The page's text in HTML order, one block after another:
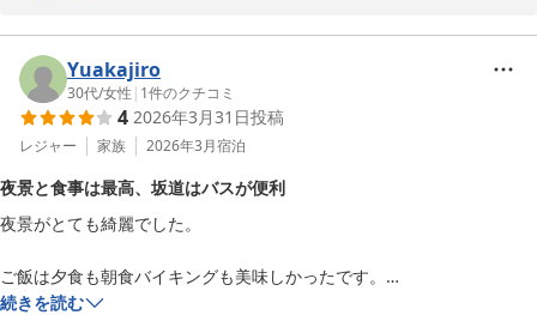
長崎の夜景をお楽しみいただけたとのこと、私たちにとっても喜ば
しい限りです。お客様のまたのご利用を心よりお待ち申し上げてお
ります。
にっしょうかん新館梅松鶴
Yuakajiro
30代/女性 | 1件のクチコミ
4 2026年3月31日投稿
レジャー 家族 2026年3月宿泊
夜景と食事は最高、坂道はバスが便利
夜景がとても綺麗でした。
ご飯は夕食も朝食バイキングも美味しかったです。
続きを読む